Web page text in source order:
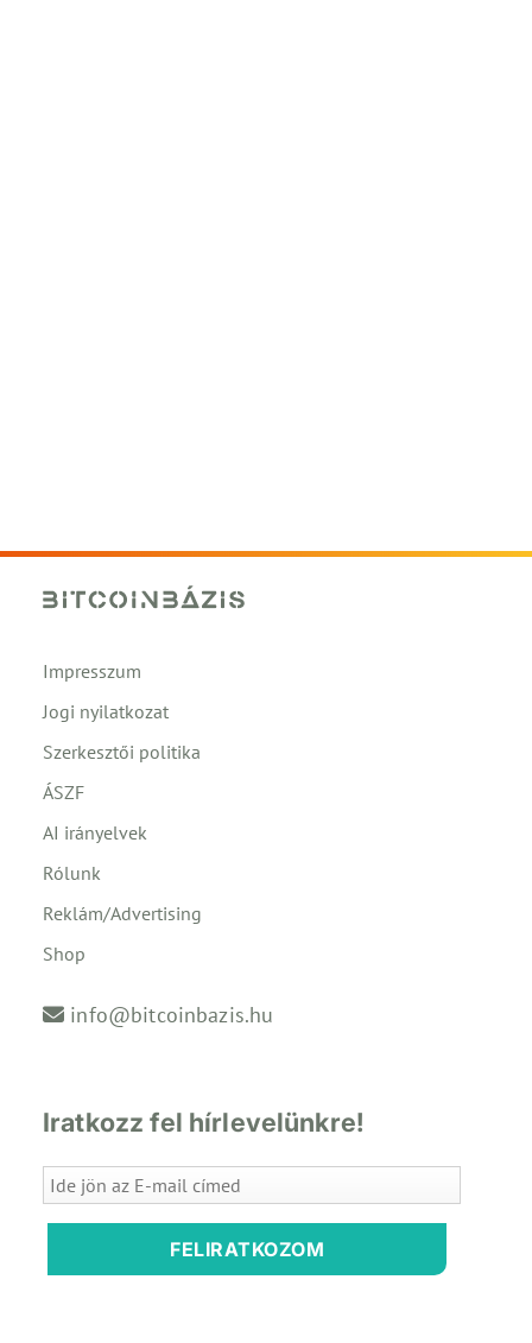
Impresszum
Jogi nyilatkozat
Szerkesztői politika
ÁSZF
AI irányelvek
Rólunk
Reklám/Advertising
Shop
info@bitcoinbazis.hu
Iratkozz fel hírlevelünkre!
FELIRATKOZOM